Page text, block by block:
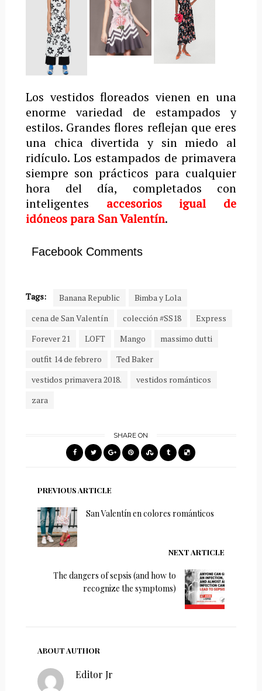
Los vestidos floreados vienen en una
enorme variedad de estampados y
estilos. Grandes flores reflejan que eres
una chica divertida y sin miedo al
ridículo. Los estampados de primavera
siempre son prácticos para cualquier
hora del día, completados con
inteligentes accesorios igual de
idóneos para San Valentín.
Facebook Comments
Tags: Banana Republic
Bimba y Lola
cena de San Valentín
colección #SS18
Express
Forever 21
LOFT Mango
massimo dutti
outfit 14 de febrero
Ted Baker
vestidos primavera 2018.
vestidos románticos
zara
SHARE ON
PREVIOUS ARTICLE
San Valentín en colores románticos
NEXT ARTICLE
The dangers of sepsis (and how to
recognize the symptoms)
ABOUT AUTHOR
Editor Jr